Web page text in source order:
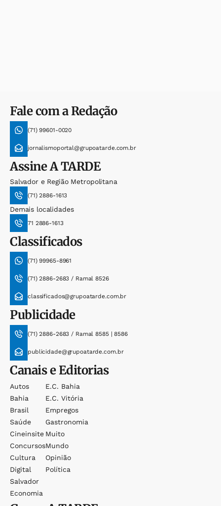
Fale com a Redação
(71) 99601-0020
jornalismoportal@grupoatarde.com.br
AssineA TARDE
Salvador e Região Metropolitana
(71) 2886-1613
Demais localidades
71 2886-1613
Classificados
(71) 99965-8961
(71) 2886-2683 / Ramal 8526
classificados@grupoatarde.com.br
Publicidade
(71) 2886-2683 / Ramal 8585 | 8586
publicidade@grupoatarde.com.br
Canais e Editorias
Autos
Bahia
Brasil
Saúde
Cineinsite
Concursos
Cultura
Digital
Salvador
Economia
E.c. Bahia
E.c. Vitória
Empregos
Gastronomia
Muito
Mundo
Opinião
Política